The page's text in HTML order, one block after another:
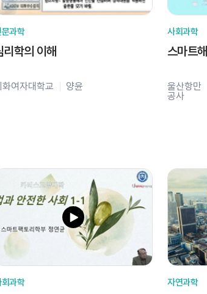
과학
리학의 이해
화여자대학교 양윤
사회과학
스마트
울산항만
공사
과학 자연과학